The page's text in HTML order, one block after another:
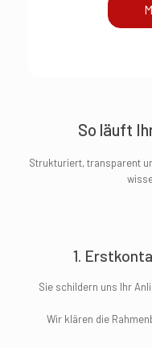
So läuft
Strukturiert, transparent
1.
Sie schildern uns Ihr
Wir klären die